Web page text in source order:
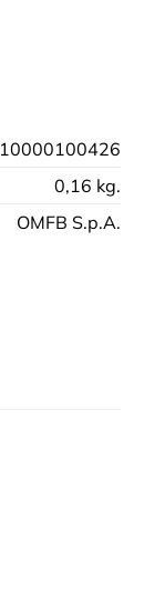
10000100426
0,16 kg.
OMFB S.p.A.